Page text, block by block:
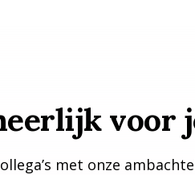
voor
met onze